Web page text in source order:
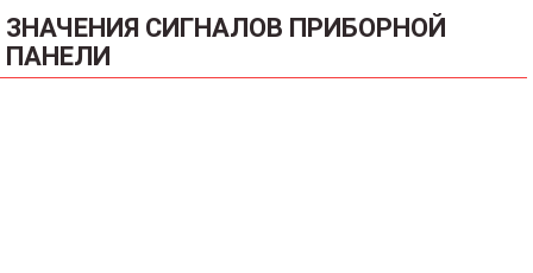
ЗНАЧЕНИЯ СИГНАЛОВ ПРИБОРНОЙ
ПАНЕЛИ